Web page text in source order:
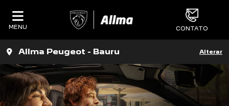
MENU CONTATO
Allma Peugeot - Bauru Alterar